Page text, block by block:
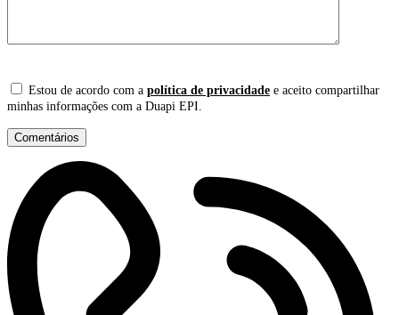
Estou de acordo com a política de privacidade e aceito compartilhar
minhas informações com a Duapi EPI.